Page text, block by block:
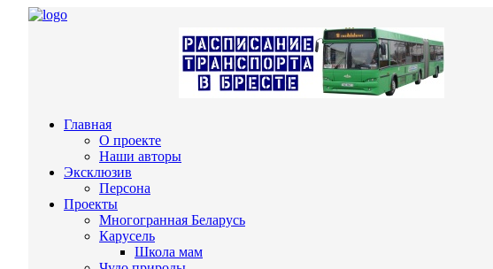
Главная
О проекте
Наши авторы
Эксклюзив
Персона
Проекты
Многогранная Беларусь
Карусель
Школа мам